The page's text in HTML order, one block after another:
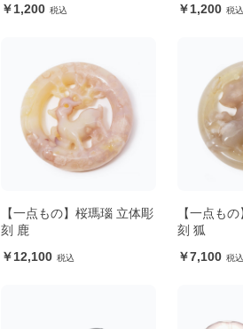
1,200
1,200
【一点もの】桜瑪瑙 立体彫
刻 鹿
12,100
【一点も
刻 狐
7,100